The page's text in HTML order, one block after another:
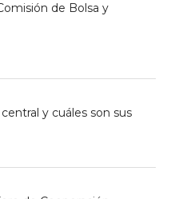
de Bolsa y
y cuáles son sus